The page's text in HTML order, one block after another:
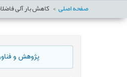
صفحه اصلی کاهش بار آلی
پژوهش و